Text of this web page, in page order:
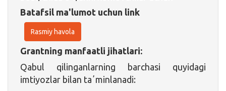
Batafsil ma'lumot uchun link
Rasmiy havola
Grantning manfaatli jihatlari:
Qabul qilinganlarning barchasi quyidagi
imtiyozlar bilan taʼminlanadi: